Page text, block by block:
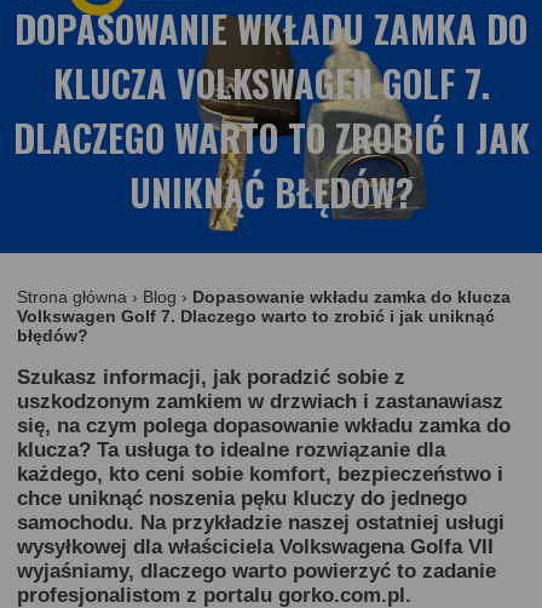
DOPASOWANIE WKŁADU ZAMKA DO
KLUCZA VOLKSWAGEN GOLF 7.
DLACZEGO WARTO TO ZROBIĆ I JAK
UNIKNĄĆ BŁĘDÓW?
Strona główna › Blog › Dopasowanie wkładu zamka do klucza
Volkswagen Golf 7. Dlaczego warto to zrobić i jak uniknąć
błędów?
Szukasz informacji, jak poradzić sobie z
uszkodzonym zamkiem w drzwiach i zastanawiasz
się, na czym polega dopasowanie wkładu zamka do
klucza? Ta usługa to idealne rozwiązanie dla
każdego, kto ceni sobie komfort, bezpieczeństwo i
chce uniknąć noszenia pęku kluczy do jednego
samochodu. Na przykładzie naszej ostatniej usługi
wysyłkowej dla właściciela Volkswagena Golfa VII
wyjaśniamy, dlaczego warto powierzyć to zadanie
profesjonalistom z portalu gorko.com.pl.